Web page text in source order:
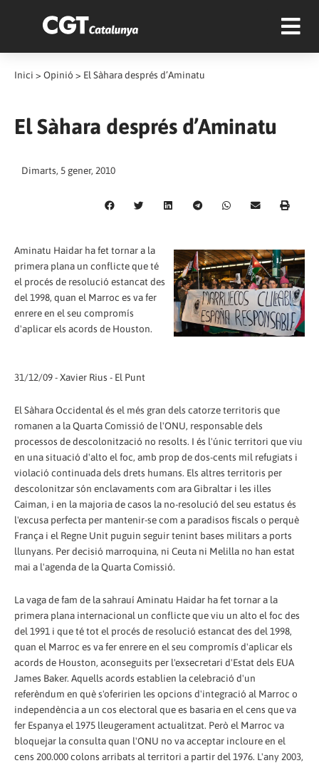
Inici > Opinió > El Sàhara després d’Aminatu
El Sàhara després d’Aminatu
Dimarts, 5 gener, 2010
Aminatu Haidar ha fet tornar a la
primera plana un conflicte que té
el procés de resolució estancat des
del 1998, quan el Marroc es va fer
enrere en el seu compromís
d'aplicar els acords de Houston.
31/12/09 - Xavier Rius - El Punt
El Sàhara Occidental és el més gran dels catorze territoris que
romanen a la Quarta Comissió de l'ONU, responsable dels
processos de descolonització no resolts. I és l'únic territori que viu
en una situació d'alto el foc, amb prop de dos-cents mil refugiats i
violació continuada dels drets humans. Els altres territoris per
descolonitzar són enclavaments com ara Gibraltar i les illes
Caiman, i en la majoria de casos la no-resolució del seu estatus és
l'excusa perfecta per mantenir-se com a paradisos fiscals o perquè
França i el Regne Unit puguin seguir tenint bases militars a ports
llunyans. Per decisió marroquina, ni Ceuta ni Melilla no han estat
mai a l'agenda de la Quarta Comissió.
La vaga de fam de la sahrauí Aminatu Haidar ha fet tornar a la
primera plana internacional un conflicte que viu un alto el foc des
del 1991 i que té tot el procés de resolució estancat des del 1998,
quan el Marroc es va fer enrere en el seu compromís d'aplicar els
acords de Houston, aconseguits per l'exsecretari d'Estat dels EUA
James Baker. Aquells acords establien la celebració d'un
referèndum en què s'oferirien les opcions d'integració al Marroc o
independència a un cos electoral que es basaria en el cens que va
fer Espanya el 1975 lleugerament actualitzat. Però el Marroc va
bloquejar la consulta quan l'ONU no va acceptar incloure en el
cens 200.000 colons arribats al territori a partir del 1976. L'any 2003,